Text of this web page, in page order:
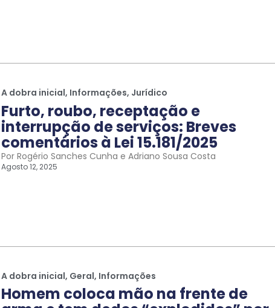
A dobra inicial, Informações, Jurídico
Furto, roubo, receptação e
interrupção de serviços: Breves
comentários à Lei 15.181/2025
Por Rogério Sanches Cunha e Adriano Sousa Costa
Agosto 12, 2025
A dobra inicial, Geral, Informações
Homem coloca mão na frente de